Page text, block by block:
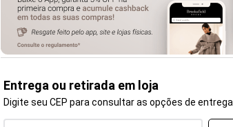
Entrega ou retirada em loja
Digite seu CEP para consultar as opções de entrega